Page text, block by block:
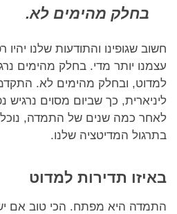
בחלק מהימים לא.
חשוב שגופינו והתודעות שלנו
עצמנו יותר מדי. בחלק מהימים
למדוט, ובחלק מהימים לא.
ליניארית, כך שביום מסוים נרגיש
לאחר כמה שנים של התמדה, נוכל
בתרגול המדיטציה שלנו.
באיזו תדירות למדוט
התמדה היא מפתח. הכי טוב אם